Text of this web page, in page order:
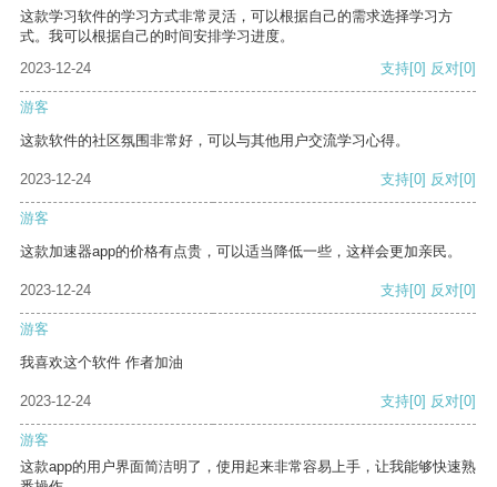
这款学习软件的学习方式非常灵活，可以根据自己的需求选择学习方
式。我可以根据自己的时间安排学习进度。
2023-12-24
支持[0] 反对[0]
游客
这款软件的社区氛围非常好，可以与其他用户交流学习心得。
2023-12-24 支持[0] 反对[0]
游客
这款加速器app的价格有点贵，可以适当降低一些，这样会更加亲民。
2023-12-24 支持[0] 反对[0]
游客
我喜欢这个软件 作者加油
2023-12-24 支持[0] 反对[0]
游客
这款app的用户界面简洁明了，使用起来非常容易上手，让我能够快速熟